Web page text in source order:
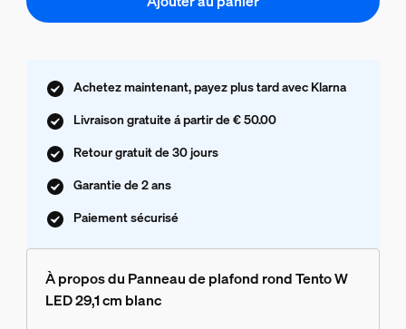
Achetez maintenant, payez plus tard avec Klarna
Livraison gratuite á partir de € 50.00
Retour gratuit de 30 jours
Garantie de 2 ans
Paiement sécurisé
À propos du Panneau de plafond rond Tento W
LED 29,1 cm blanc